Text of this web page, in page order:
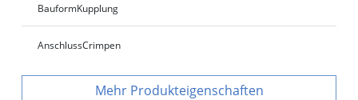
BauformKupplung
AnschlussCrimpen
Produkteigenschaften